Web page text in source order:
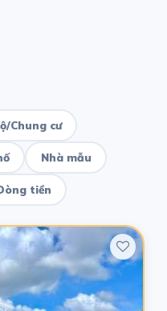
Chung cư
Nhà mẫu
tiền